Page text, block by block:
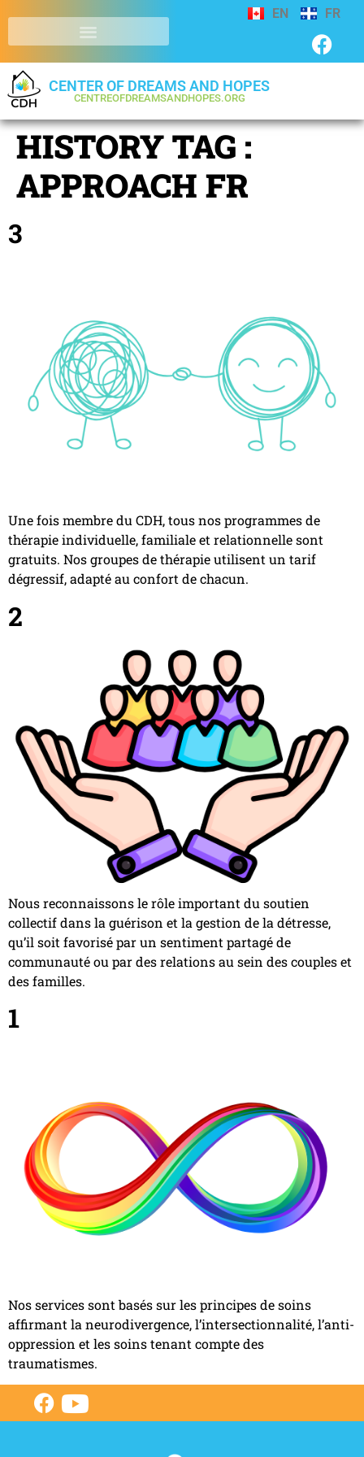
EN FR
CENTER OF DREAMS AND HOPES
CENTREOFDREAMSANDHOPES.ORG
HISTORY TAG :
APPROACH FR
3
Une fois membre du CDH, tous nos programmes de
thérapie individuelle, familiale et relationnelle sont
gratuits. Nos groupes de thérapie utilisent un tarif
dégressif, adapté au confort de chacun.
2
Nous reconnaissons le rôle important du soutien
collectif dans la guérison et la gestion de la détresse,
qu’il soit favorisé par un sentiment partagé de
communauté ou par des relations au sein des couples et
des familles.
1
Nos services sont basés sur les principes de soins
affirmant la neurodivergence, l’intersectionnalité, l’anti-
oppression et les soins tenant compte des
traumatismes.